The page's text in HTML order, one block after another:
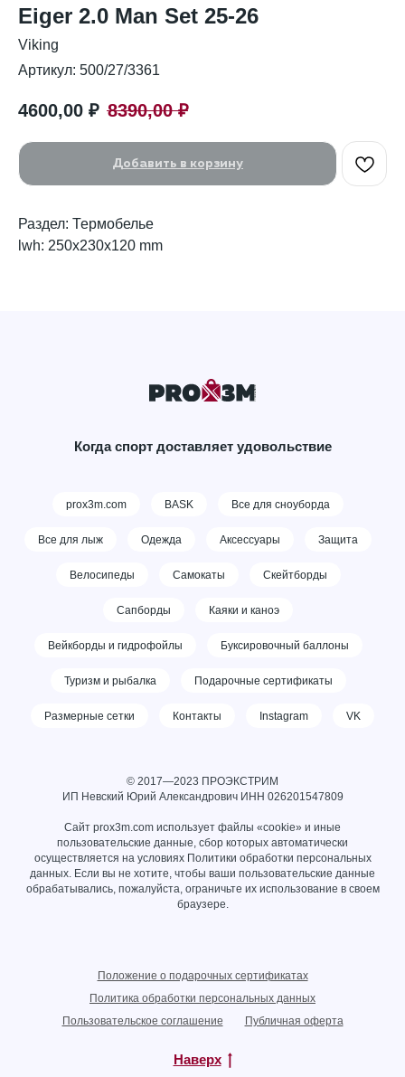
Eiger 2.0 Man Set 25-26
Viking
Артикул: 500/27/3361
4600,00 ₽ 8390,00 ₽
Добавить в корзину
Раздел: Термобелье
lwh: 250x230x120 mm
Когда спорт доставляет удовольствие
prox3m.com BASK Все для сноуборда
Все для лыж Одежда Аксессуары Защита
Велосипеды Самокаты Скейтборды
Сапборды Каяки и каноэ
Вейкборды и гидрофойлы Буксировочный баллоны
Туризм и рыбалка Подарочные сертификаты
Размерные сетки Контакты Instagram VK
© 2017—2023 ПРОЭКСТРИМ
ИП Невский Юрий Александрович ИНН 026201547809
Сайт prox3m.com использует файлы «cookie» и иные
пользовательские данные, сбор которых автоматически
осуществляется на условиях Политики обработки персональных
данных. Если вы не хотите, чтобы ваши пользовательские данные
обрабатывались, пожалуйста, ограничьте их использование в своем
браузере.
Положение о подарочных сертификатах
Политика обработки персональных данных
Пользовательское соглашение
Публичная оферта
Наверх